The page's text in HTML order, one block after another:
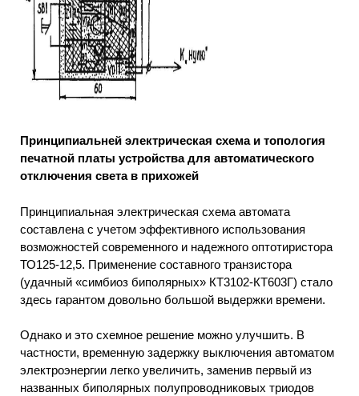
Принципиальней электрическая схема и топология
печатной платы устройства для автоматического
отключения света в прихожей
Принципиальная электрическая схема автомата
составлена с учетом эффективного использования
возможностей современного и надежного оптотиристора
ТО125-12,5. Применение составного транзистора
(удачный «симбиоз биполярных» КТ3102-КТ603Г) стало
здесь гарантом довольно большой выдержки времени.
Однако и это схемное решение можно улучшить. В
частности, временную задержку выключения автоматом
электроэнергии легко увеличить, заменив первый из
названных биполярных полупроводниковых триодов